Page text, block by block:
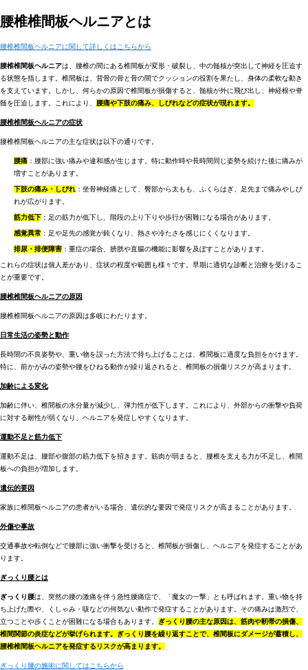
腰椎椎間板ヘルニアとは
腰椎椎間板ヘルニアに関して詳しくはこちらから
腰椎椎間板ヘルニアは、腰椎の間にある椎間板が変形・破裂し、中の髄核が突出して神経を圧迫す
る状態を指します。椎間板は、背骨の骨と骨の間でクッションの役割を果たし、身体の柔軟な動き
を支えています。しかし、何らかの原因で椎間板が損傷すると、髄核が外に飛び出し、神経根や脊
髄を圧迫します。これにより、 腰痛や下肢の痛み、しびれなどの症状が現れます。
腰椎椎間板ヘルニアの症状
腰椎椎間板ヘルニアの主な症状は以下の通りです。
腰痛 ：腰部に強い痛みや違和感が生じます。特に動作時や長時間同じ姿勢を続けた後に痛みが
増すことがあります。
下肢の痛み・しびれ ：坐骨神経痛として、臀部から太もも、ふくらはぎ、足先まで痛みやしび
れが広がります。
筋力低下 ：足の筋力が低下し、階段の上り下りや歩行が困難になる場合があります。
感覚異常 ：足や足先の感覚が鈍くなり、熱さや冷たさを感じにくくなります。
排尿・排便障害 ：重症の場合、膀胱や直腸の機能に影響を及ぼすことがあります。
これらの症状は個人差があり、症状の程度や範囲も様々です。早期に適切な診断と治療を受けるこ
とが重要です。
腰椎椎間板ヘルニアの原因
腰椎椎間板ヘルニアの原因は多岐にわたります。
日常生活の姿勢と動作
長時間の不良姿勢や、重い物を誤った方法で持ち上げることは、椎間板に過度な負担をかけます。
特に、前かがみの姿勢や腰をひねる動作が繰り返されると、椎間板の損傷リスクが高まります。
加齢による変化
加齢に伴い、椎間板の水分量が減少し、弾力性が低下します。これにより、外部からの衝撃や負荷
に対する耐性が弱くなり、ヘルニアを発症しやすくなります。
運動不足と筋力低下
運動不足は、腰部や腹部の筋力低下を招きます。筋肉が弱まると、腰椎を支える力が不足し、椎間
板への負担が増加します。
遺伝的要因
家族に椎間板ヘルニアの患者がいる場合、遺伝的な要因で発症リスクが高まることがあります。
外傷や事故
交通事故や転倒などで腰部に強い衝撃を受けると、椎間板が損傷し、ヘルニアを発症することがあ
ります。
ぎっくり腰とは
ぎっくり腰は、突然の腰の激痛を伴う急性腰痛症で、「魔女の一撃」とも呼ばれます。重い物を持
ち上げた際や、くしゃみ・咳などの何気ない動作で発症することがあります。その痛みは激烈で、
立つことや歩くことが困難になる場合もあります。 ぎっくり腰の主な原因は、筋肉や靭帯の損傷、
椎間関節の炎症などが挙げられます。ぎっくり腰を繰り返すことで、椎間板にダメージが蓄積し、
腰椎椎間板ヘルニアを発症するリスクが高まります。
ぎっくり腰の施術に関してはこちらから